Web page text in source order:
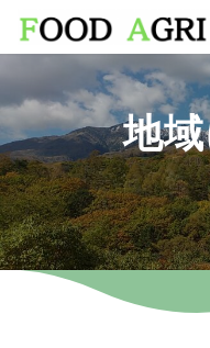
地